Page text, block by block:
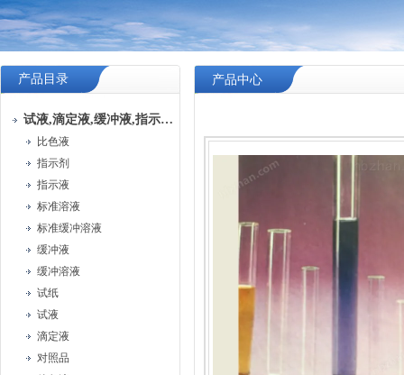
产品目录
试液,滴定液,缓冲液,指示液,试纸
比色液
指示剂
指示液
标准溶液
标准缓冲溶液
缓冲液
缓冲溶液
试纸
试液
滴定液
对照品
产品中心